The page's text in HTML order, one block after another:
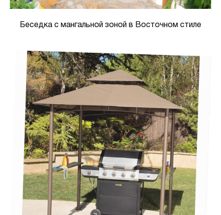
Беседка с мангальной зоной в Восточном стиле